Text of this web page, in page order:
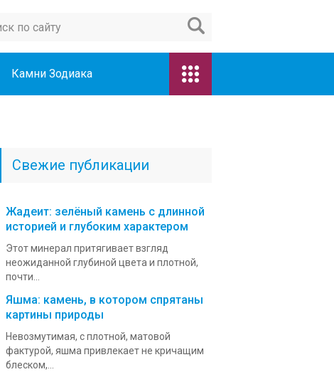
Камни Зодиака
Свежие публикации
Жадеит: зелёный камень с длинной
историей и глубоким характером
Этот минерал притягивает взгляд
неожиданной глубиной цвета и плотной,
почти...
Яшма: камень, в котором спрятаны
картины природы
Невозмутимая, с плотной, матовой
фактурой, яшма привлекает не кричащим
блеском,...